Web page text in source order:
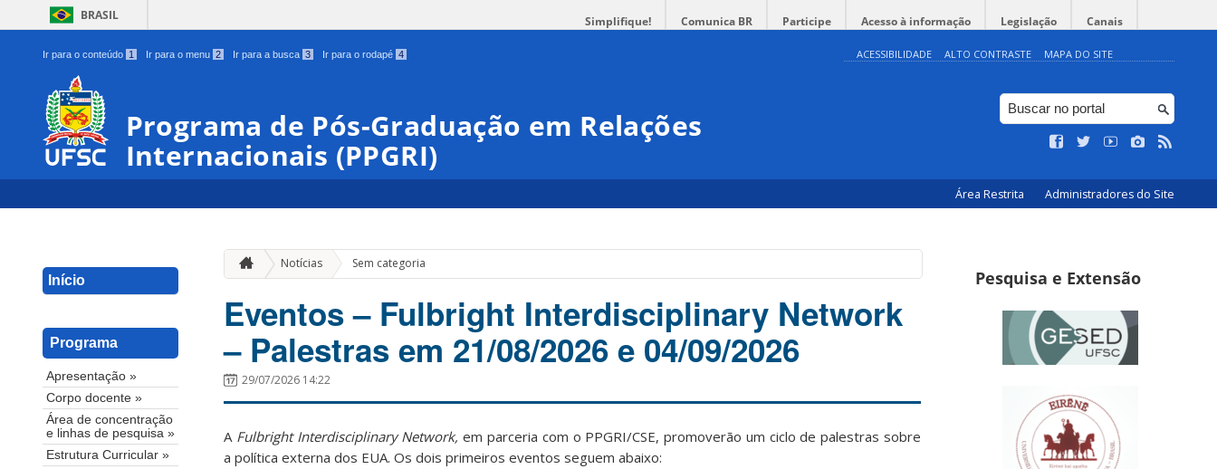
BRASIL Simplifique! Comunica BR Participe Acesso à informação Legislação Canais
Ir para o conteúdo 1 Ir para o menu 2 Ir para a busca 3 Ir para o rodapé 4 ACESSIBILIDADE ALTO CONTRASTE MAPA DO SITE
Programa de Pós-Graduação em Relações
Internacionais (PPGRI)
Área Restrita Administradores do Site
Início
Programa
Apresentação »
Corpo docente »
Área de concentração
e linhas de pesquisa »
Estrutura Curricular »
Notícias Sem categoria
Eventos – Fulbright Interdisciplinary Network
– Palestras em 21/08/2026 e 04/09/2026
29/07/2026 14:22
A Fulbright Interdisciplinary Network,em parceria com o PPGRI/CSE, promoverão um ciclo de palestras sobre
a política externa dos EUA. Os dois primeiros eventos seguem abaixo:
Pesquisa e Extensão